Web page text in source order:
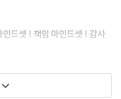
드셋 | 책임 마인드셋 | 감사
단해야 실행력도 생긴다